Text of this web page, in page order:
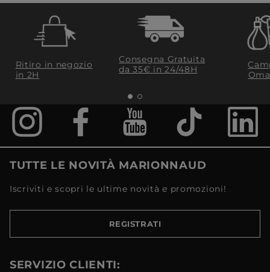
Ritiro in negozio
in 2H
Consegna Gratuita
da 35€​ in 24/48H
TUTTE LE NOVITÀ MARIONNAUD
Iscriviti e scopri le ultime novità e promozioni!
REGISTRATI
SERVIZIO CLIENTI: